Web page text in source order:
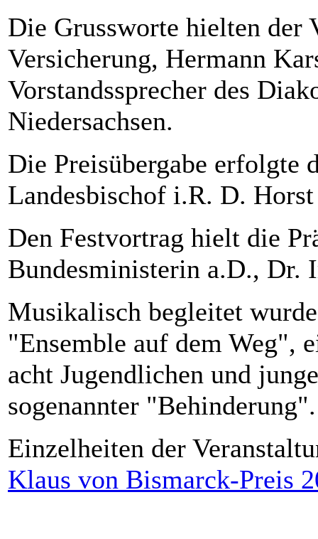
Die Grussworte hielten der
Versicherung, Hermann
Vorstandssprecher des
Niedersachsen.
Die Preisübergabe erfolgte
Landesbischof i.R. D.
Den Festvortrag hielt die
Bundesministerin a.D., Dr.
Musikalisch begleitet
"Ensemble auf dem Weg",
acht Jugendlichen und
sogenannter "Behinderung".
Einzelheiten der
Klaus von Bismarck-Preis